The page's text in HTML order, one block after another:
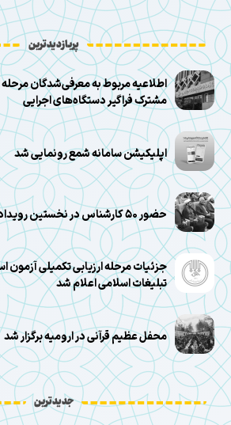
پربازدیدترین
اطلاعیه مربوط به معرفی‌شدگان
مشترک فراگیر دستگاه‌های اجرایی
اپلیکیشن سامانه شمع رونمایی شد
حضور ۵۰ کارشناس در نخستین رویداد منطقه‌ای قرآنی
جزئیات مرحله ارزیابی تکمیلی آزمون
تبلیغات اسلامی اعلام شد
محفل عظیم قرآنی در ارومیه برگزار شد
جدیدترین